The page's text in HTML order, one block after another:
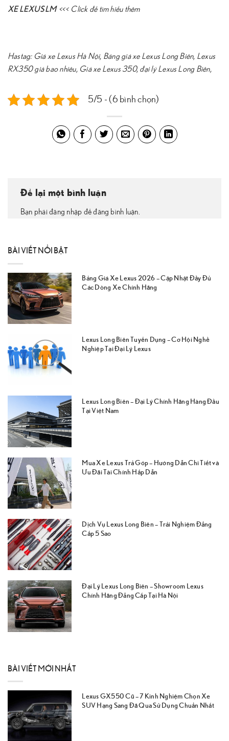
XE LEXUS LM <<< Click để tìm hiểu thêm
Hastag: Giá xe Lexus Hà Nội, Bảng giá xe Lexus Long Biên, Lexus
RX350 giá bao nhiêu, Giá xe Lexus 350, đại lý Lexus Long Biên,
5/5 - (6 bình chọn)
Để lại một bình luận
Bạn phải đăng nhập để đăng bình luận.
BÀI VIẾT NỔI BẬT
Bảng Giá Xe Lexus 2026 – Cập Nhật Đầy Đủ
Các Dòng Xe Chính Hãng
Lexus Long Biên Tuyển Dụng – Cơ Hội Nghề
Nghiệp Tại Đại Lý Lexus
Lexus Long Biên – Đại Lý Chính Hãng Hàng Đầu
Tại Việt Nam
Mua Xe Lexus Trả Góp – Hướng Dẫn Chi Tiết và
Ưu Đãi Tài Chính Hấp Dẫn
Dịch Vụ Lexus Long Biên – Trải Nghiệm Đẳng
Cấp 5 Sao
Đại Lý Lexus Long Biên – Showroom Lexus
Chính Hãng Đẳng Cấp Tại Hà Nội
BÀI VIẾT MỚI NHẤT
Lexus GX550 Cũ – 7 Kinh Nghiệm Chọn Xe
SUV Hạng Sang Đã Qua Sử Dụng Chuẩn Nhất